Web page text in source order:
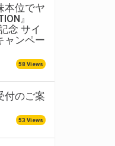
本位でヤ
』
念 サイ
ャンペー
58 Views
付のご案
53 Views